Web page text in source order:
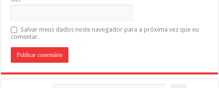
Salvar meus dados neste navegador para a próxima vez que eu
comentar.